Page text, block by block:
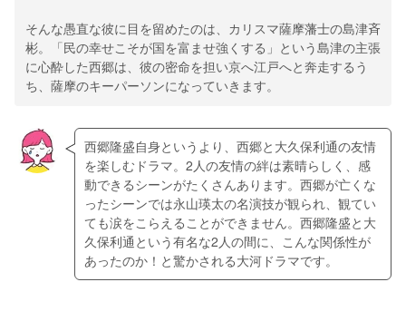
そんな愚直な彼に目を留めたのは、カリスマ薩摩藩士の島津斉
彬。「民の幸せこそが国を富ませ強くする」という島津の主張
に心酔した西郷は、彼の密命を担い京へ江戸へと奔走するう
ち、薩摩のキーパーソンになっていきます。
西郷隆盛自身というより、西郷と大久保利通の友情
を楽しむドラマ。2人の友情の絆は素晴らしく、感
動できるシーンがたくさんあります。西郷が亡くな
ったシーンでは永山瑛太の名演技が観られ、観てい
ても涙をこらえることができません。西郷隆盛と大
久保利通という有名な2人の間に、こんな関係性が
あったのか！と驚かされる大河ドラマです。